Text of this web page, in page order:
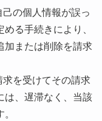
の個人情報が誤っ
る手続きにより、
加または削除を請求
を受けてその請求
は、遅滞なく、当該